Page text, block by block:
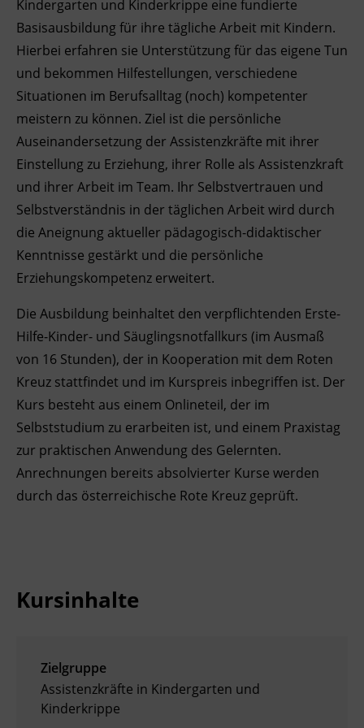
Ingenieurzertifizierung
Deutsch und Integration
Akademisches Studienzentrum
Digitales Lernen
BFI Reutte
BFI Schwaz
Kindergarten und Kinderkrippe eine fundierte
Basisausbildung für ihre tägliche Arbeit mit Kindern.
Hierbei erfahren sie Unterstützung für das eigene Tun
und bekommen Hilfestellungen, verschiedene
Situationen im Berufsalltag (noch) kompetenter
meistern zu können. Ziel ist die persönliche
Auseinandersetzung der Assistenzkräfte mit ihrer
Einstellung zu Erziehung, ihrer Rolle als Assistenzkraft
und ihrer Arbeit im Team. Ihr Selbstvertrauen und
Selbstverständnis in der täglichen Arbeit wird durch
die Aneignung aktueller pädagogisch-didaktischer
Kenntnisse gestärkt und die persönliche
Erziehungskompetenz erweitert.
Die Ausbildung beinhaltet den verpflichtenden Erste-
Hilfe-Kinder- und Säuglingsnotfallkurs (im Ausmaß
von 16 Stunden), der in Kooperation mit dem Roten
Kreuz stattfindet und im Kurspreis inbegriffen ist. Der
Kurs besteht aus einem Onlineteil, der im
Selbststudium zu erarbeiten ist, und einem Praxistag
zur praktischen Anwendung des Gelernten.
Anrechnungen bereits absolvierter Kurse werden
durch das österreichische Rote Kreuz geprüft.
Kursinhalte
Zielgruppe
Assistenzkräfte in Kindergarten und
Kinderkrippe